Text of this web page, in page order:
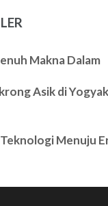
Makna Dalam
Asik di
Menuju